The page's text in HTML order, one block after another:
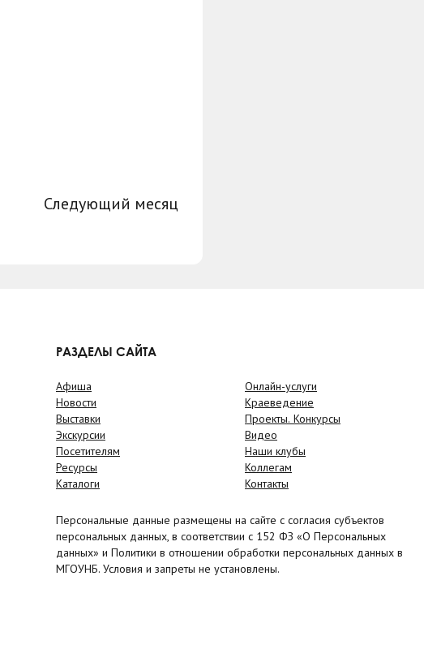
Следующий месяц
РАЗДЕЛЫ САЙТА
Афиша
Новости
Выставки
Экскурсии
Посетителям
Ресурсы
Каталоги
Онлайн-услуги
Краеведение
Проекты. Конкурсы
Видео
Наши клубы
Коллегам
Контакты
Персональные данные размещены на сайте с согласия субъектов
персональных данных, в соответствии с 152 ФЗ «О Персональных
данных» и Политики в отношении обработки персональных данных в
МГОУНБ. Условия и запреты не установлены.